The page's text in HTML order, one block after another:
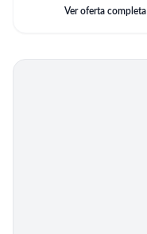
por si acaso
Ver oferta completa